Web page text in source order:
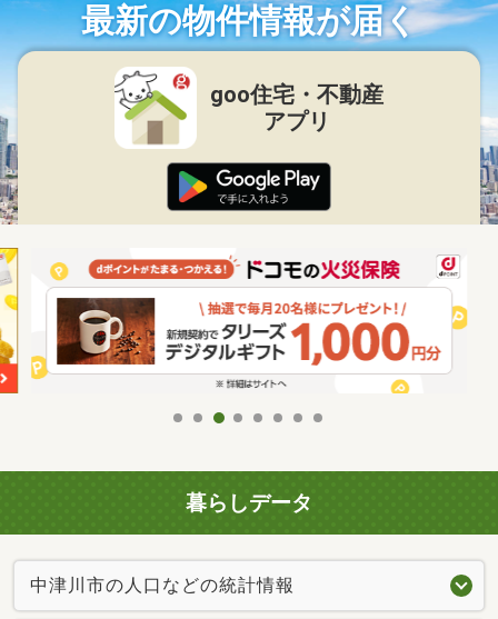
最新の物件情報が届く
goo住宅・不動産
アプリ
暮らしデータ
中津川市の人口などの統計情報